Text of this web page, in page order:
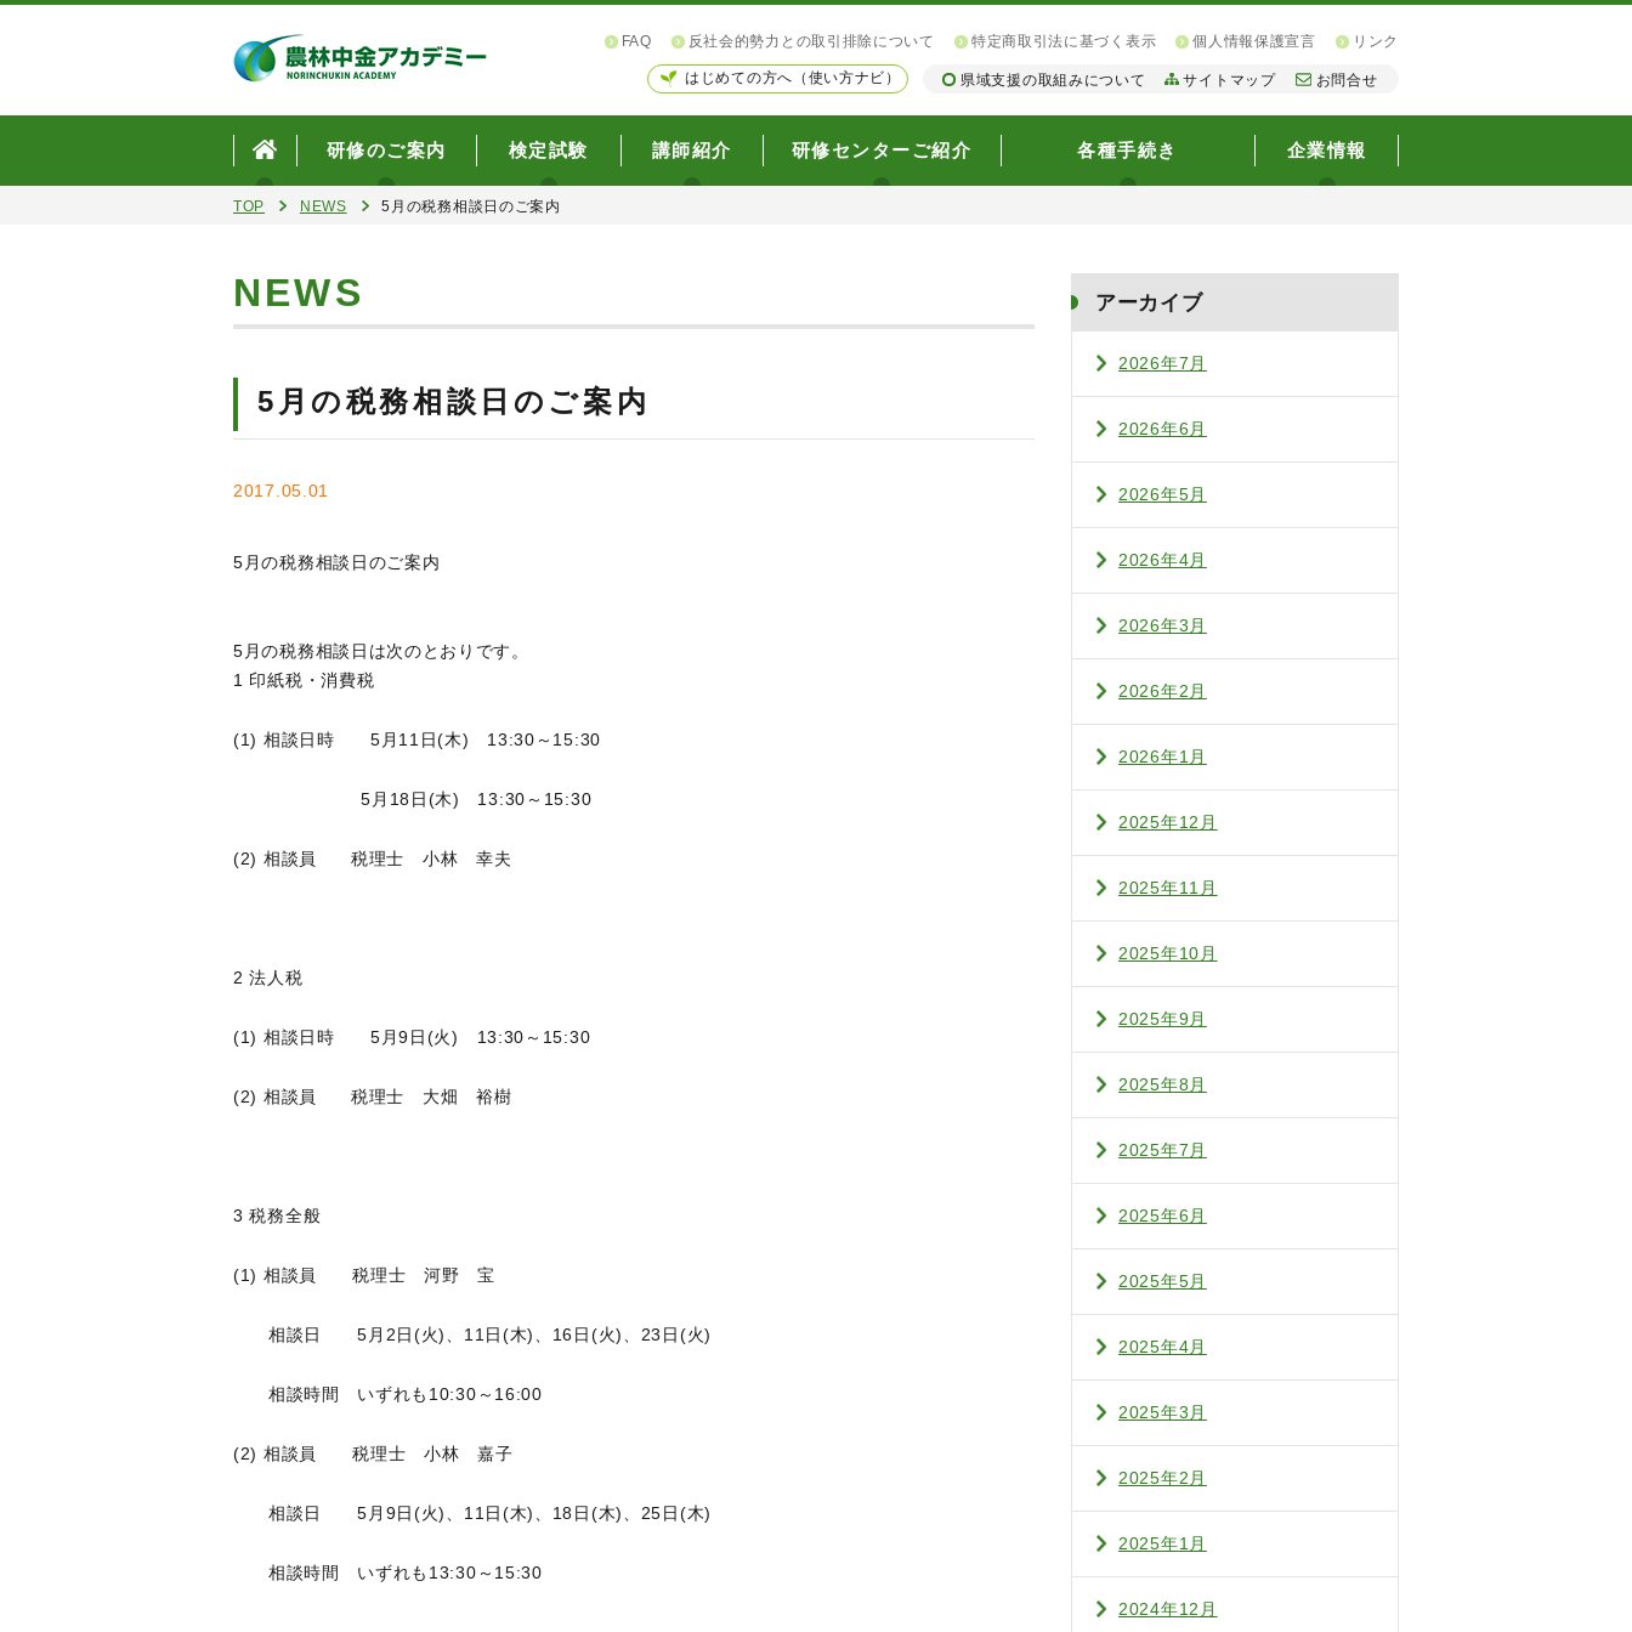
FAQ 反社会的勢力との取引排除について 特定商取引法に基づく表示 個人情報保護宣言 リンク
はじめての方へ（使い方ナビ） 県域支援の取組みについて サイトマップ お問合せ
研修のご案内 検定試験 講師紹介 研修センターご紹介 各種手続き 企業情報
TOP NEWS 5月の税務相談日のご案内
NEWS
5月の税務相談日のご案内
2017.05.01
5月の税務相談日のご案内
5月の税務相談日は次のとおりです。
1 印紙税・消費税
(1) 相談日時 5月11日(木) 13:30～15:30
5月18日(木) 13:30～15:30
(2) 相談員 税理士 小林 幸夫
2 法人税
(1) 相談日時 5月9日(火) 13:30～15:30
(2) 相談員 税理士 大畑 裕樹
3 税務全般
(1) 相談員 税理士 河野 宝
相談日 5月2日(火)、11日(木)、16日(火)、23日(火)
相談時間 いずれも10:30～16:00
(2) 相談員 税理士 小林 嘉子
相談日 5月9日(火)、11日(木)、18日(木)、25日(木)
相談時間 いずれも13:30～15:30
アーカイブ
2026年7月
2026年6月
2026年5月
2026年4月
2026年3月
2026年2月
2026年1月
2025年12月
2025年11月
2025年10月
2025年9月
2025年8月
2025年7月
2025年6月
2025年5月
2025年4月
2025年3月
2025年2月
2025年1月
2024年12月